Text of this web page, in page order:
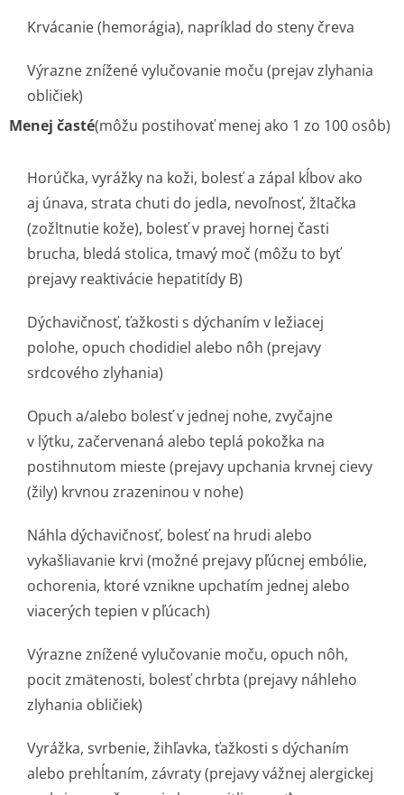
Krvácanie (hemorágia), napríklad do steny čreva
Výrazne znížené vylučovanie moču (prejav zlyhania
obličiek)
Menej časté(môžu postihovať menej ako 1 zo 100 osôb)
Horúčka, vyrážky na koži, bolesť a zápal kĺbov ako
aj únava, strata chuti do jedla, nevoľnosť, žltačka
(zožltnutie kože), bolesť v pravej hornej časti
brucha, bledá stolica, tmavý moč (môžu to byť
prejavy reaktivácie hepatitídy B)
Dýchavičnosť, ťažkosti s dýchaním v ležiacej
polohe, opuch chodidiel alebo nôh (prejavy
srdcového zlyhania)
Opuch a/alebo bolesť v jednej nohe, zvyčajne
v lýtku, začervenaná alebo teplá pokožka na
postihnutom mieste (prejavy upchania krvnej cievy
(žily) krvnou zrazeninou v nohe)
Náhla dýchavičnosť, bolesť na hrudi alebo
vykašliavanie krvi (možné prejavy pľúcnej embólie,
ochorenia, ktoré vznikne upchatím jednej alebo
viacerých tepien v pľúcach)
Výrazne znížené vylučovanie moču, opuch nôh,
pocit zmätenosti, bolesť chrbta (prejavy náhleho
zlyhania obličiek)
Vyrážka, svrbenie, žihľavka, ťažkosti s dýchaním
alebo prehĺtaním, závraty (prejavy vážnej alergickej